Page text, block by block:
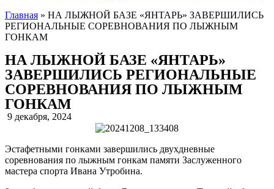
Главная » НА ЛЫЖНОЙ БАЗЕ «ЯНТАРЬ» ЗАВЕРШИЛИСЬ
РЕГИОНАЛЬНЫЕ СОРЕВНОВАНИЯ ПО ЛЫЖНЫМ
ГОНКАМ
НА ЛЫЖНОЙ БАЗЕ «ЯНТАРЬ»
ЗАВЕРШИЛИСЬ РЕГИОНАЛЬНЫЕ
СОРЕВНОВАНИЯ ПО ЛЫЖНЫМ
ГОНКАМ
9 декабря, 2024
Эстафетными гонками завершились двухдневные
соревнования по лыжным гонкам памяти Заслуженного
мастера спорта Ивана Утробина.